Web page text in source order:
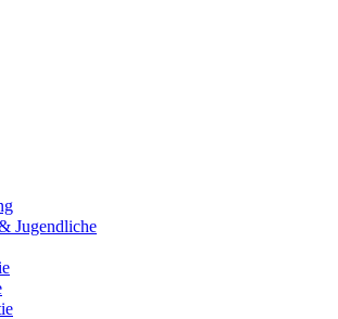
Jugendliche